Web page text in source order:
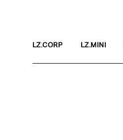
LZ.CORP LZ.MINI